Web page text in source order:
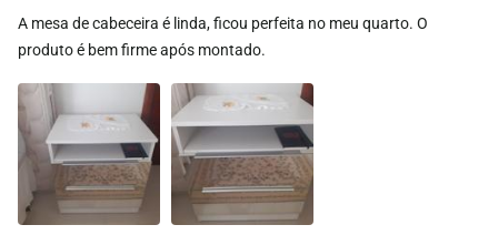
A mesa de cabeceira é linda, ficou perfeita no meu quarto. O
produto é bem firme após montado.